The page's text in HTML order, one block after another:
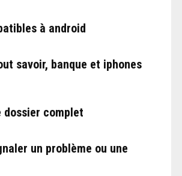
à android
savoir, banque et iphones
dossier complet
un problème ou une